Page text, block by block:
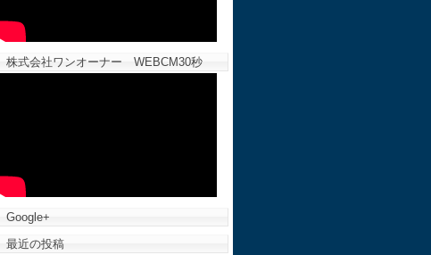
株式会社ワンオーナー WEBCM30秒
Google+
最近の投稿